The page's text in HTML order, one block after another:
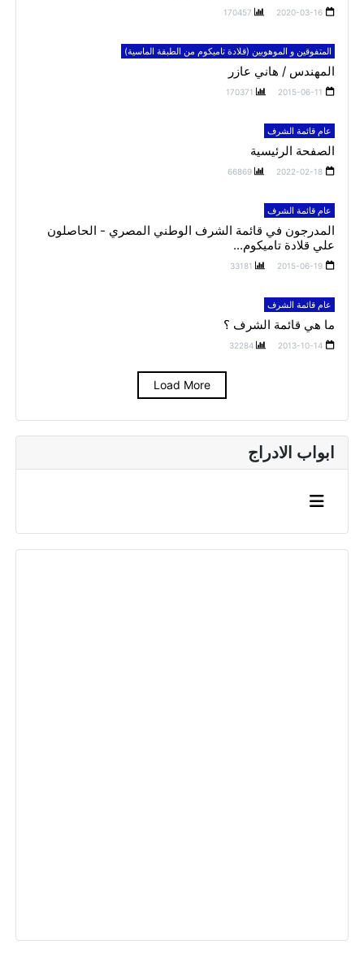
ابواب الادراج
2020-03-16
170457
المتفوقين و الموهوبين (قلادة تاميكوم من الطبقة الماسية)
المهندس / هاني عازر
2015-06-11
170371
عام قائمة الشرف
الصفحة الرئيسية
2022-02-18
66869
عام قائمة الشرف
المدرجون في قائمة الشرف الوطني المصري - الحاصلون
علي قلادة تاميكوم...
2015-06-19
33181
عام قائمة الشرف
ما هي قائمة الشرف ؟
2013-10-14
32284
Load More